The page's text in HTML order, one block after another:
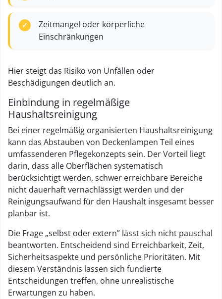
Zeitmangel oder körperliche
Einschränkungen
Hier steigt das Risiko von Unfällen oder
Beschädigungen deutlich an.
Einbindung in regelmäßige
Haushaltsreinigung
Bei einer regelmäßig organisierten Haushaltsreinigung
kann das Abstauben von Deckenlampen Teil eines
umfassenderen Pflegekonzepts sein. Der Vorteil liegt
darin, dass alle Oberflächen systematisch
berücksichtigt werden, schwer erreichbare Bereiche
nicht dauerhaft vernachlässigt werden und der
Reinigungsaufwand für den Haushalt insgesamt besser
planbar ist.
Die Frage „selbst oder extern” lässt sich nicht pauschal
beantworten. Entscheidend sind Erreichbarkeit, Zeit,
Sicherheitsaspekte und persönliche Prioritäten. Mit
diesem Verständnis lassen sich fundierte
Entscheidungen treffen, ohne unrealistische
Erwartungen zu haben.